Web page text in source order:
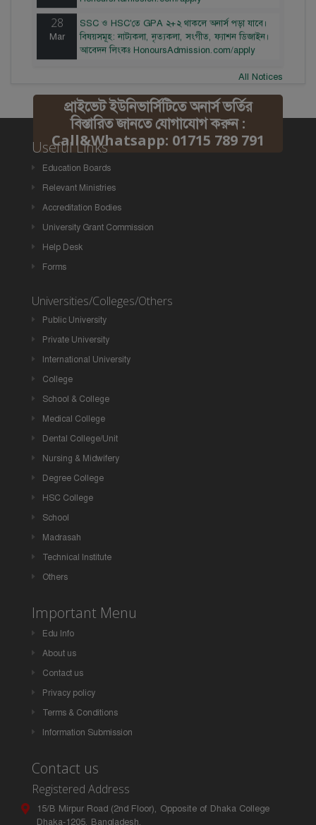
28
Mar
SSC ও HSC'তে GPA ২+২ থাকলে অনার্স পড়া যাবে।
বিষয়সমূহ: নাট্যকলা, নৃত্যকলা, সংগীত, ফ্যাশন ডিজাইন।
আবেদন লিংকঃ HonoursAdmission.com/apply
All Notices
প্রাইভেট ইউনিভার্সিটিতে অনার্স ভর্তির
বিস্তারিত জানতে যোগাযোগ করুন :
Call&Whatsapp: 01715 789 791
Useful Links
Education Boards
Relevant Ministries
Accreditation Bodies
University Grant Commission
Help Desk
Forms
Universities/Colleges/Others
Public University
Private University
International University
College
School & College
Medical College
Dental College/Unit
Nursing & Midwifery
Degree College
HSC College
School
Madrasah
Technical Institute
Others
Important Menu
Edu Info
About us
Contact us
Privacy policy
Terms & Conditions
Information Submission
Contact us
Registered Address
15/B Mirpur Road (2nd Floor), Opposite of Dhaka College
Dhaka-1205, Bangladesh.